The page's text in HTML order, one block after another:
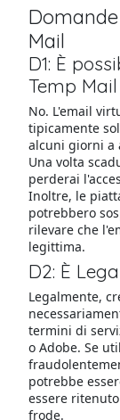
Mail
D1: È
Temp
No. L'email
tipicamente
alcuni giorni a
Una volta
perderai
Inoltre, le
potrebbero
rilevare che
legittima.
D2: È
Legalmente,
termini di
o Adobe. Se
potrebbe
essere
frode.